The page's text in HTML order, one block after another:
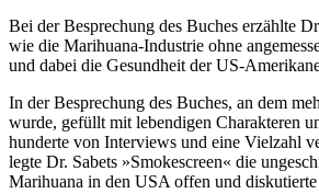
Bei der Besprechung des Buches erzählte
wie die Marihuana-Industrie ohne
und dabei die Gesundheit der US-
In der Besprechung des Buches, an dem
wurde, gefüllt mit lebendigen Charakteren
hunderte von Interviews und eine Vielzahl
legte Dr. Sabets »Smokescreen« die
Marihuana in den USA offen und